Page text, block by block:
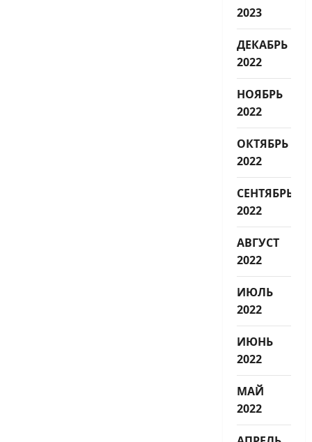
2023
ДЕКАБРЬ
2022
НОЯБРЬ
2022
ОКТЯБРЬ
2022
СЕНТЯБРЬ
2022
АВГУСТ
2022
ИЮЛЬ
2022
ИЮНЬ
2022
МАЙ
2022